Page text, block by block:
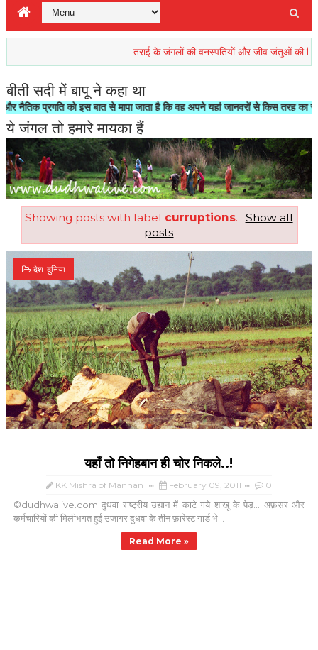
तराई के जंगलों की वनस्पतियों और जीव जंतुओं की रिहाइश
बीती सदी में बापू ने कहा था
प्रगति को इस बात से मापा जाता है कि वह अपने यहां जानवरों से किस तरह का सलूक
ये जंगल तो हमारे मायका हैं
Showing posts with label curruptions.
Show all
posts
देश-दुनिया
यहाँ तो निगेहबान ही चोर निकले..!
KK Mishra of Manhan February 09, 2011 0
©dudhwalive.com दुधवा राष्ट्रीय उद्यान में काटे गये शाखू के पेड़... अफ़सर और
कर्मचारियों की मिलीभगत हुई उजागर दुधवा के तीन फ़ारेस्ट गार्ड भे...
Read More »